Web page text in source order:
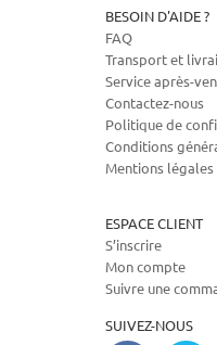
BESOIN D'AIDE ?
FAQ
Transport et
Service après-
Contactez-nous
Politique de
Conditions
Mentions légales
ESPACE CLIENT
S’inscrire
Mon compte
Suivre une
SUIVEZ-NOUS